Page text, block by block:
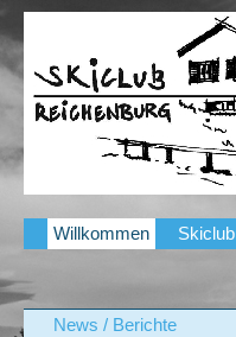
Willkommen Skiclub
News / Berichte